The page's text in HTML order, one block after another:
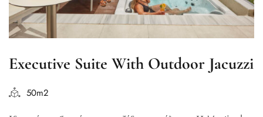
Executive Suite With Outdoor Jacuzzi
50m2